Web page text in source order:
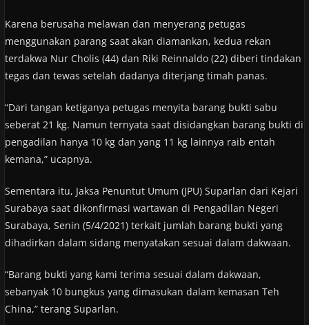
Karena berusaha melawan dan menyerang petugas
menggunakan parang saat akan diamankan, kedua rekan
terdakwa Nur Cholis (44) dan Riki Reinnaldo (22) diberi tindakan
tegas dan tewas setelah dadanya diterjang timah panas.
“Dari tangan ketiganya petugas menyita barang bukti sabu
seberat 21 kg. Namun ternyata saat disidangkan barang bukti di
pengadilan hanya 10 kg dan yang 11 kg lainnya raib entah
kemana,” ucapnya.
Sementara itu, Jaksa Penuntut Umum (JPU) Suparlan dari Kejari
Surabaya saat dikonfirmasi wartawan di Pengadilan Negeri
Surabaya, Senin (5/4/2021) terkait jumlah barang bukti yang
dihadirkan dalam sidang menyatakan sesuai dalam dakwaan.
“Barang bukti yang kami terima sesuai dalam dakwaan,
sebanyak 10 bungkus yang dimasukan dalam kemasan Teh
China,” terang Suparlan.